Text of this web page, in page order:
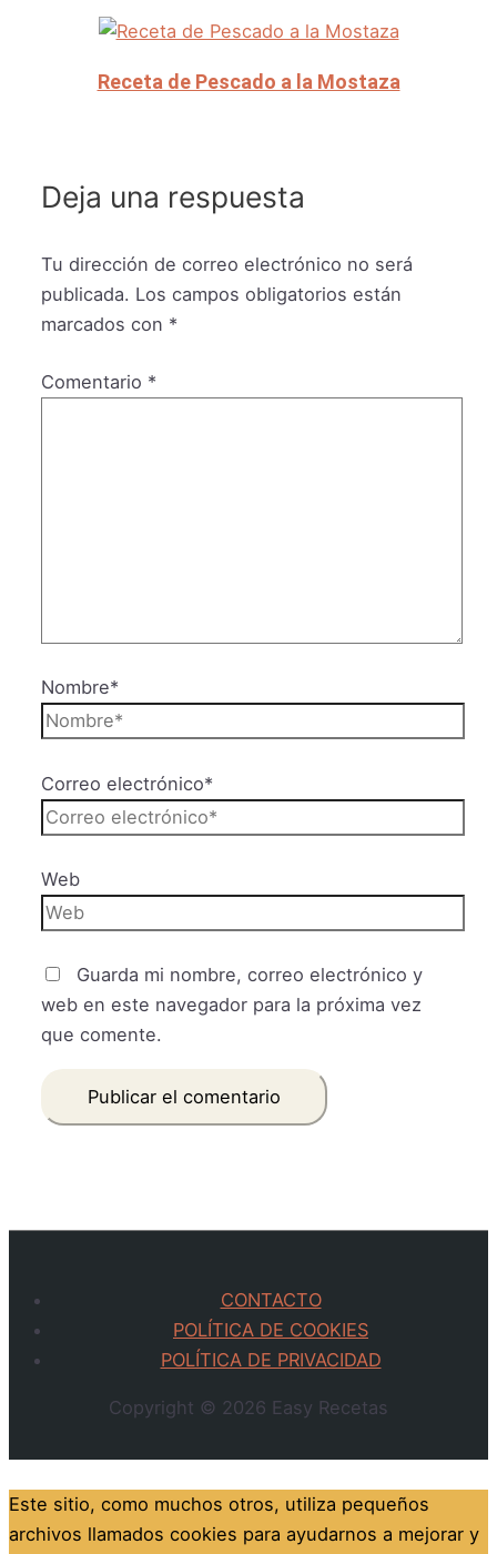
Receta de Pescado a la Mostaza
Deja una respuesta
Tu dirección de correo electrónico no será
publicada. Los campos obligatorios están
marcados con *
Comentario *
Nombre*
Correo electrónico*
Web
Guarda mi nombre, correo electrónico y
web en este navegador para la próxima vez
que comente.
CONTACTO
POLÍTICA DE COOKIES
POLÍTICA DE PRIVACIDAD
Copyright © 2026 Easy Recetas
Este sitio, como muchos otros, utiliza pequeños
archivos llamados cookies para ayudarnos a mejorar y